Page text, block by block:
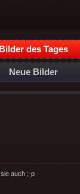
Bilder des Tages
Neue Bilder
auch ;-p